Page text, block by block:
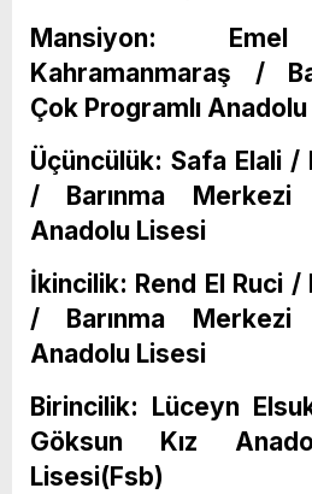
Mansiyon:
Kahramanmaraş /
Çok Programlı
Üçüncülük: Safa Elali /
/ Barınma Merkezi
Anadolu Lisesi
İkincilik: Rend El Ruci
/ Barınma Merkezi
Anadolu Lisesi
Birincilik: Lüceyn
Göksun Kız
Lisesi(Fsb)